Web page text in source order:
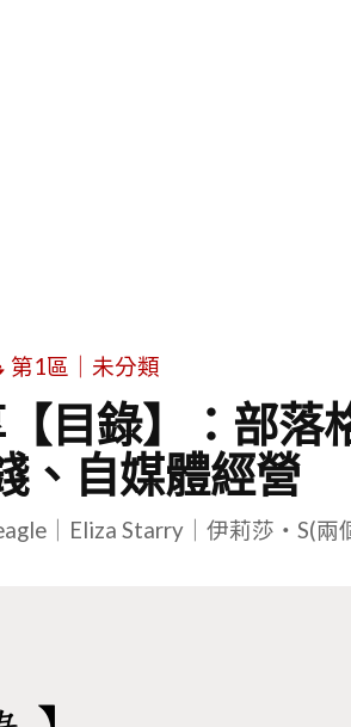
第1區｜未分類
目錄】：部落
、自媒體經營
｜Eliza Starry｜伊莉莎・S(兩